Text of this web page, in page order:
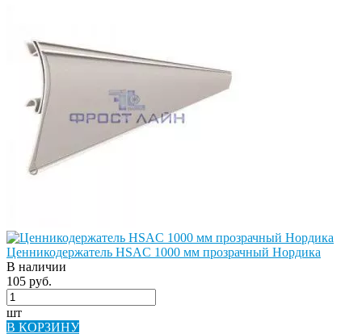
Ценникодержатель HSAC 1000 мм прозрачный Нордика
В наличии
105 руб.
шт
В КОРЗИНУ